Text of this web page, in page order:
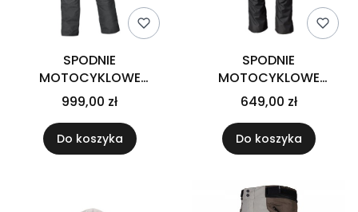
SPODNIE
MOTOCYKLOWE
TEKSTYLNE HELD SARAI 2
BLACK
999,00 zł
Do koszyka
SPODNIE
MOTOCYKLOWE
TEKSTYLNE RST S1
SHORT LEG BLACK
649,00 zł
Do koszyka